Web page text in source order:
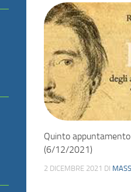
Quinto
(6/12/2021)
2 DICEMBRE 2021 DI